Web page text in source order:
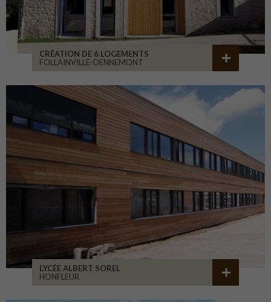
CRÉATION DE 6 LOGEMENTS
FOLLAINVILLE-DENNEMONT
LYCÉE ALBERT SOREL
HONFLEUR